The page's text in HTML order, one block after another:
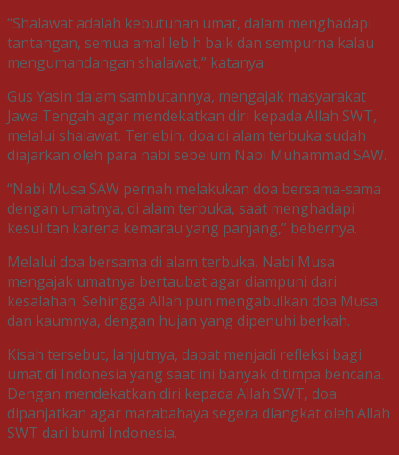
“Shalawat adalah kebutuhan umat, dalam menghadapi
tantangan, semua amal lebih baik dan sempurna kalau
mengumandangan shalawat,” katanya.
Gus Yasin dalam sambutannya, mengajak masyarakat
Jawa Tengah agar mendekatkan diri kepada Allah SWT,
melalui shalawat. Terlebih, doa di alam terbuka sudah
diajarkan oleh para nabi sebelum Nabi Muhammad SAW.
“Nabi Musa SAW pernah melakukan doa bersama-sama
dengan umatnya, di alam terbuka, saat menghadapi
kesulitan karena kemarau yang panjang,” bebernya.
Melalui doa bersama di alam terbuka, Nabi Musa
mengajak umatnya bertaubat agar diampuni dari
kesalahan. Sehingga Allah pun mengabulkan doa Musa
dan kaumnya, dengan hujan yang dipenuhi berkah.
Kisah tersebut, lanjutnya, dapat menjadi refleksi bagi
umat di Indonesia yang saat ini banyak ditimpa bencana.
Dengan mendekatkan diri kepada Allah SWT, doa
dipanjatkan agar marabahaya segera diangkat oleh Allah
SWT dari bumi Indonesia.